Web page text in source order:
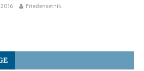
Friedensethik